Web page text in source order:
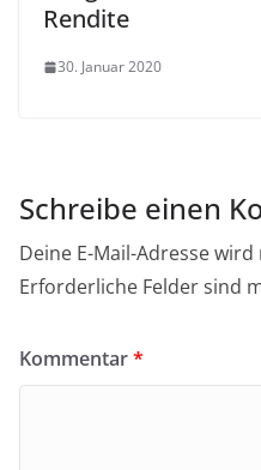
Rendite
30. Januar 2020
Schreibe einen
Deine E-Mail-Adresse
Erforderliche Felder sind
Kommentar*